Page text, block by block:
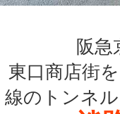
阪急
東口商店街
線のトンネ